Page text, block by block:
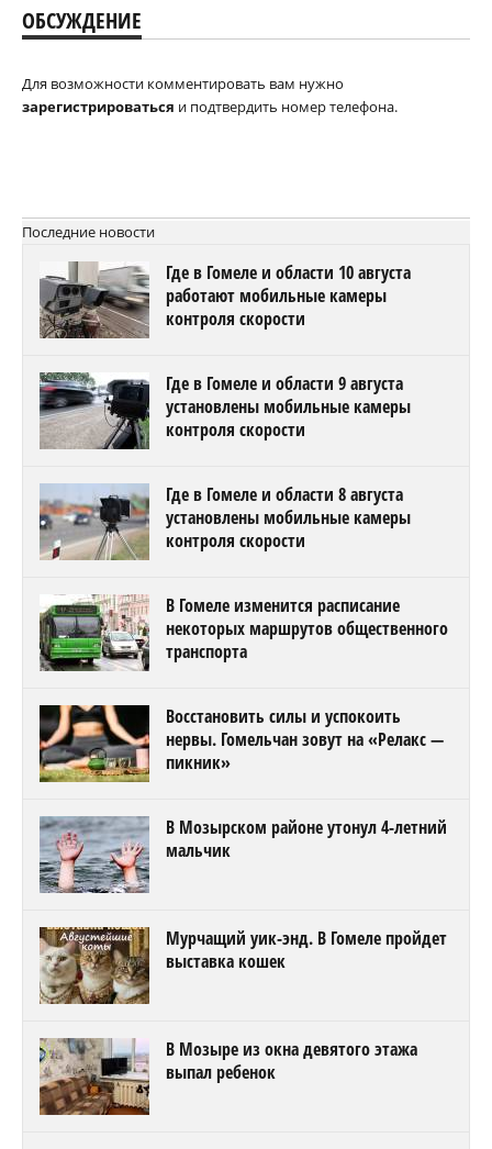
ОБСУЖДЕНИЕ
Для возможности комментировать вам нужно
зарегистрироваться и подтвердить номер телефона.
Последние новости
Где в Гомеле и области 10 августа
работают мобильные камеры
контроля скорости
Где в Гомеле и области 9 августа
установлены мобильные камеры
контроля скорости
Где в Гомеле и области 8 августа
установлены мобильные камеры
контроля скорости
В Гомеле изменится расписание
некоторых маршрутов общественного
транспорта
Восстановить силы и успокоить
нервы. Гомельчан зовут на «Релакс —
пикник»
В Мозырском районе утонул 4-летний
мальчик
Мурчащий уик-энд. В Гомеле пройдет
выставка кошек
В Мозыре из окна девятого этажа
выпал ребенок